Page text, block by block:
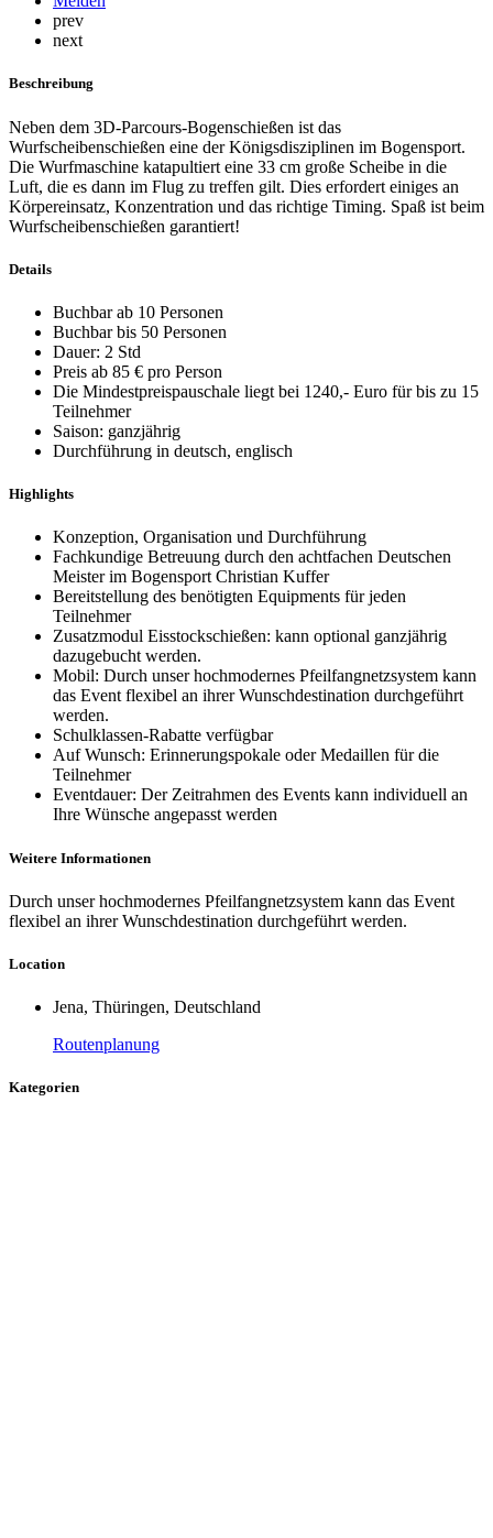
prev
next
Beschreibung
Neben dem 3D-Parcours-Bogenschießen ist das
Wurfscheibenschießen eine der Königsdisziplinen im Bogensport.
Die Wurfmaschine katapultiert eine 33 cm große Scheibe in die
Luft, die es dann im Flug zu treffen gilt. Dies erfordert einiges an
Körpereinsatz, Konzentration und das richtige Timing. Spaß ist beim
Wurfscheibenschießen garantiert!
Details
Buchbar ab 10 Personen
Buchbar bis 50 Personen
Dauer: 2 Std
Preis ab 85 € pro Person
Die Mindestpreispauschale liegt bei 1240,- Euro für bis zu 15
Teilnehmer
Saison: ganzjährig
Durchführung in deutsch, englisch
Highlights
Konzeption, Organisation und Durchführung
Fachkundige Betreuung durch den achtfachen Deutschen
Meister im Bogensport Christian Kuffer
Bereitstellung des benötigten Equipments für jeden
Teilnehmer
Zusatzmodul Eisstockschießen: kann optional ganzjährig
dazugebucht werden.
Mobil: Durch unser hochmodernes Pfeilfangnetzsystem kann
das Event flexibel an ihrer Wunschdestination durchgeführt
werden.
Schulklassen-Rabatte verfügbar
Auf Wunsch: Erinnerungspokale oder Medaillen für die
Teilnehmer
Eventdauer: Der Zeitrahmen des Events kann individuell an
Ihre Wünsche angepasst werden
Weitere Informationen
Durch unser hochmodernes Pfeilfangnetzsystem kann das Event
flexibel an ihrer Wunschdestination durchgeführt werden.
Location
Jena, Thüringen, Deutschland
Routenplanung
Kategorien